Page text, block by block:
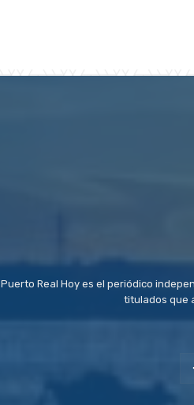
Puerto Real Hoy es el periódico
titulados que